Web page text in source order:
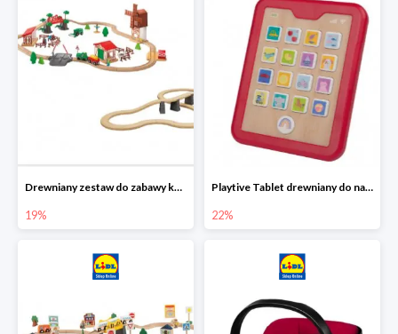
Drewniany zestaw do zabawy kolejką - farma i wiadukt
19%
Playtive Tablet drewniany do nauki, interaktywny
22%